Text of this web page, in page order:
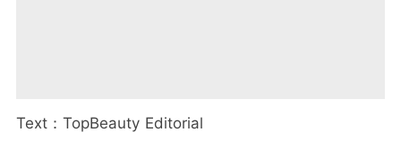
Text：TopBeauty Editorial